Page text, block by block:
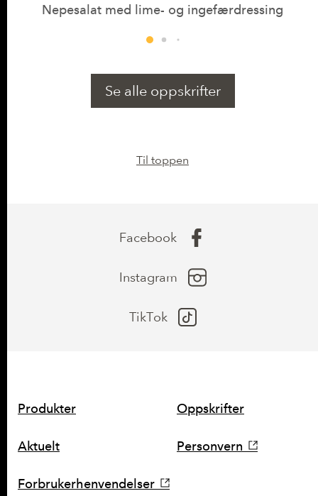
Nepesalat med lime- og ingefærdressing
Se alle oppskrifter
Til toppen
Facebook
Instagram
TikTok
SNARVEIER
Produkter Oppskrifter
Aktuelt Personvern
Forbrukerhenvendelser